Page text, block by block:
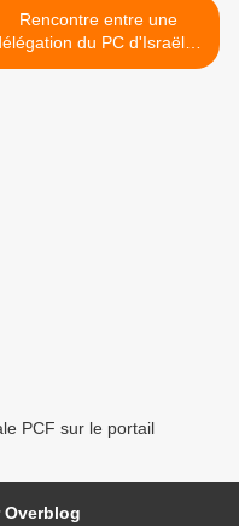
Rencontre entre une
du PC d'Israël et
le président de l'Autorité
PCF sur le portail
Overblog